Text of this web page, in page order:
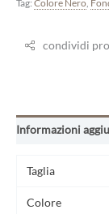
Tag: Colore Nero
condividi
Informazioni
Taglia
Colore